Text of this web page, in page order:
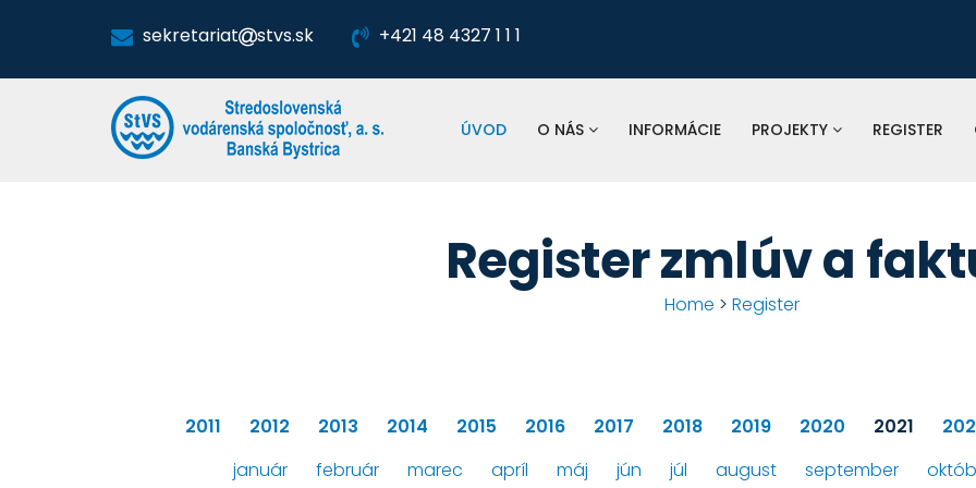
sekretariat stvs.sk +421 48 4327 1 1 1
Pre
vodomerov,
spoločnosť:
ÚVOD O NÁS INFORMÁCIE PROJEKTY REGISTER
Register zmlúv a
Home > Register
2011 2012 2013 2014 2015 2016 2017 2018 2019 2020 2021
január
február marec apríl máj jún júl august september